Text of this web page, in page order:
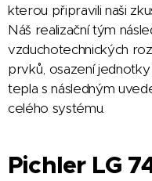
kterou připravili naši
Náš realizační tým
vzduchotechnických
prvků, osazení
tepla s následným
celého systému.
Pichler LG